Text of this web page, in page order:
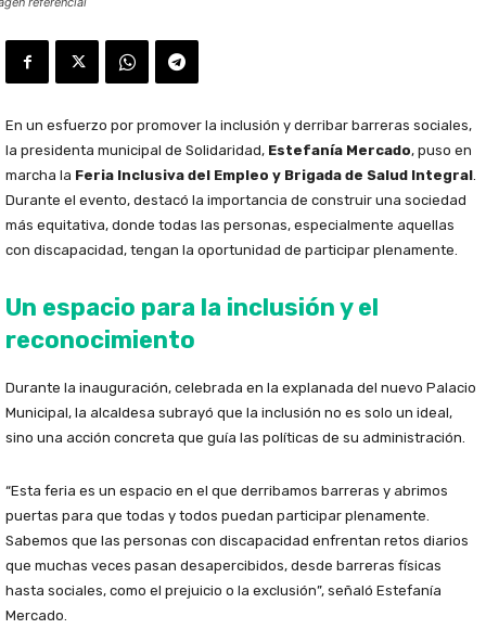
En un esfuerzo por promover la inclusión y derribar barreras sociales,
la presidenta municipal de Solidaridad, Estefanía Mercado, puso en
marcha la Feria Inclusiva del Empleo y Brigada de Salud Integral.
Durante el evento, destacó la importancia de construir una sociedad
más equitativa, donde todas las personas, especialmente aquellas
con discapacidad, tengan la oportunidad de participar plenamente.
Un espacio para la inclusión y el
reconocimiento
Durante la inauguración, celebrada en la explanada del nuevo Palacio
Municipal, la alcaldesa subrayó que la inclusión no es solo un ideal,
sino una acción concreta que guía las políticas de su administración.
“Esta feria es un espacio en el que derribamos barreras y abrimos
puertas para que todas y todos puedan participar plenamente.
Sabemos que las personas con discapacidad enfrentan retos diarios
que muchas veces pasan desapercibidos, desde barreras físicas
hasta sociales, como el prejuicio o la exclusión”, señaló Estefanía
Mercado.